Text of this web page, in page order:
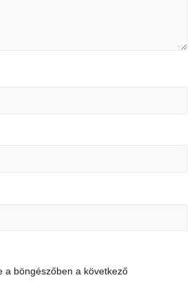
a böngészőben a következő